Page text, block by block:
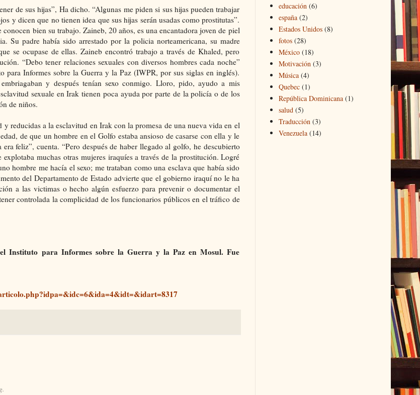
de sus hijas”, Ha dicho. “Algunas me piden si sus hijas pueden trabajar
y dicen que no tienen idea que sus hijas serán usadas como prostitutas”.
bien su trabajo. Zaineb, 20 años, es una encantadora joven de piel
Su padre había sido arrestado por la policia norteamericana, su madre
se ocupase de ellas. Zaineb encontró trabajo a través de Khaled, pero
“Debo tener relaciones sexuales con diversos hombres cada noche”
para Informes sobre la Guerra y la Paz (IWPR, por sus siglas en inglés).
y después tenían sexo conmigo. Lloro, pido, ayudo a mis
sexuale en Irak tienen poca ayuda por parte de la policía o de los
de niños.
y reducidas a la esclavitud en Irak con la promesa de una nueva vida en el
de que un hombre en el Golfo estaba ansioso de casarse con ella y le
feliz”, cuenta. “Pero después de haber llegado al golfo, he descubierto
muchas otras mujeres iraquíes a través de la prostitución. Logré
hombre me hacía el sexo; me trataban como una esclava que había sido
del Departamento de Estado advierte que el gobierno iraquí no le ha
a las victimas o hecho algún esfuerzo para prevenir o documentar el
controlada la complicidad de los funcionarios públicos en el tráfico de
Instituto para Informes sobre la Guerra y la Paz en Mosul. Fue
educación (6)
españa (2)
Estados Unidos (8)
fotos (28)
México (18)
Motivación (3)
Música (4)
Quebec (1)
República Dominicana (1)
salud (5)
Traducción (3)
Venezuela (14)